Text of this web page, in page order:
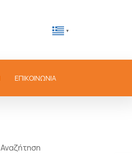
▼
ΕΠΙΚΟΙΝΩΝΙΑ
Αναζήτηση